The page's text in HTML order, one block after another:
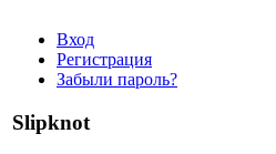
Вход
Регистрация
Забыли пароль?
Slipknot